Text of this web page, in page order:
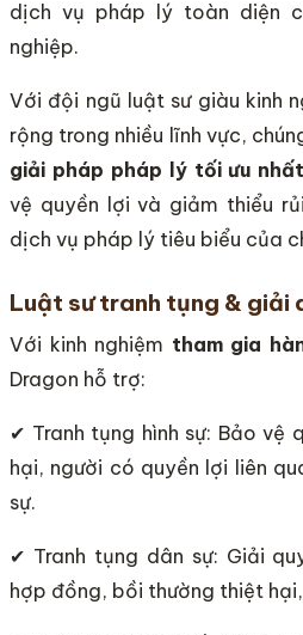
dịch vụ pháp lý toàn diện
nghiệp.
Với đội ngũ luật sư giàu kinh
rộng trong nhiều lĩnh vực,
giải pháp pháp lý tối ưu nhất
vệ quyền lợi và giảm thiểu
dịch vụ pháp lý tiêu biểu của
Luật sư tranh tụng & giải
Với kinh nghiệm tham gia
Dragon hỗ trợ:
✔ Tranh tụng hình sự: Bảo
hại, người có quyền lợi liên
sự.
✔ Tranh tụng dân sự: Giải
hợp đồng, bồi thường thiệt